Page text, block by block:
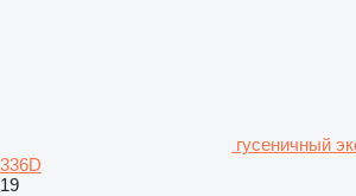
гусеничный
336D
19